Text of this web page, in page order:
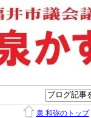
泉 和弥のトップ